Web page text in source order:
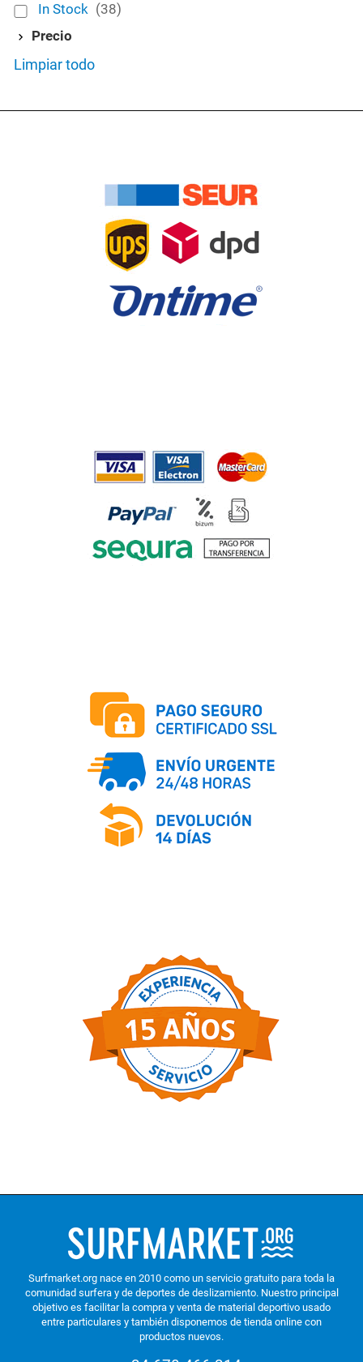
In Stock (38)
Precio
Limpiar todo
Surfmarket.org nace en 2010 como un servicio gratuito para toda la
comunidad surfera y de deportes de deslizamiento. Nuestro principal
objetivo es facilitar la compra y venta de material deportivo usado
entre particulares y también disponemos de tienda online con
productos nuevos.